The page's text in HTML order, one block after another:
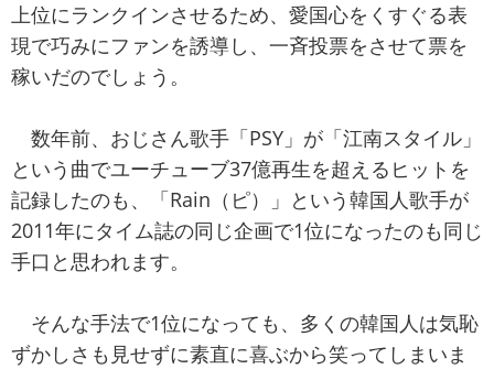
上位にランクインさせるため、愛国心をくすぐる表
現で巧みにファンを誘導し、一斉投票をさせて票を
稼いだのでしょう。
数年前、おじさん歌手「PSY」が「江南スタイル」
という曲でユーチューブ37億再生を超えるヒットを
記録したのも、「Rain（ピ）」という韓国人歌手が
2011年にタイム誌の同じ企画で1位になったのも同じ
手口と思われます。
そんな手法で1位になっても、多くの韓国人は気恥
ずかしさも見せずに素直に喜ぶから笑ってしまいま